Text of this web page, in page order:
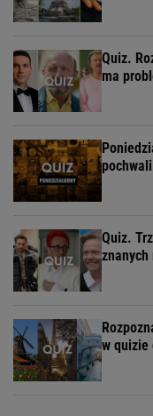
Quiz.
ma
Quiz.
znanych
w quizie